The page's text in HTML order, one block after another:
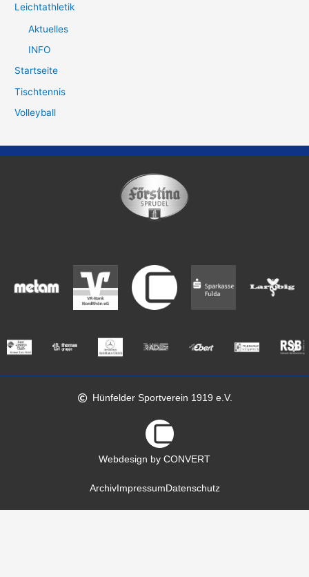
Leichtathletik
Aktuelles
INFO
Startseite
Tischtennis
Volleyball
Hünfelder Sportverein 1919 e.V.
Webdesign by CONVERT
ArchivImpressumDatenschutz